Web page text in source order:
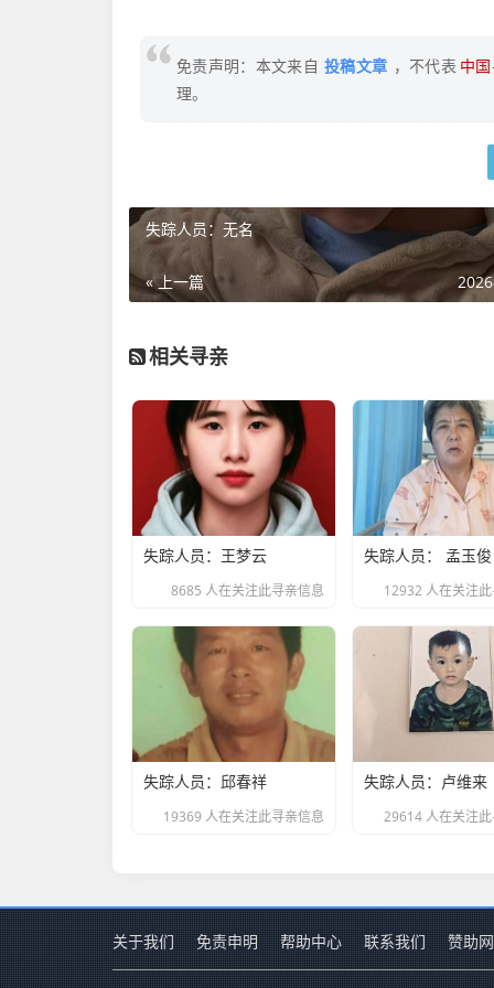
免责声明：本文来自 投稿文章 ，不代表 中
理。
失踪人员：无名
« 上一篇
相关寻亲
失踪人员：王梦云
8685 人在关注此寻亲信息
失踪人员： 孟玉俊
12932 人在关注
失踪人员：邱春祥
19369 人在关注此寻亲信息
失踪人员：卢维来
29614 人在关注
关于我们 免责申明 帮助中心 联系我们 赞助